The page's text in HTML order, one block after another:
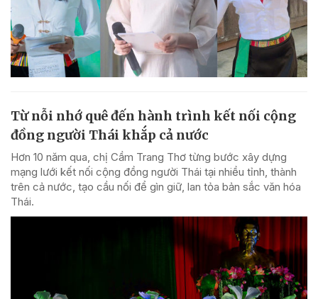
Từ nỗi nhớ quê đến hành trình kết nối cộng
đồng người Thái khắp cả nước
Hơn 10 năm qua, chị Cầm Trang Thơ từng bước xây dựng
mạng lưới kết nối cộng đồng người Thái tại nhiều tỉnh, thành
trên cả nước, tạo cầu nối để gìn giữ, lan tỏa bản sắc văn hóa
Thái.